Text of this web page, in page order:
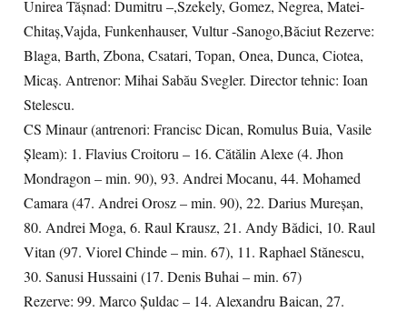
Unirea Tășnad: Dumitru –,Szekely, Gomez, Negrea, Matei-
Chitaș,Vajda, Funkenhauser, Vultur -Sanogo,Băciut Rezerve:
Blaga, Barth, Zbona, Csatari, Topan, Onea, Dunca, Ciotea,
Micaș. Antrenor: Mihai Sabău Svegler. Director tehnic: Ioan
Stelescu.
CS Minaur (antrenori: Francisc Dican, Romulus Buia, Vasile
Șleam): 1. Flavius Croitoru – 16. Cătălin Alexe (4. Jhon
Mondragon – min. 90), 93. Andrei Mocanu, 44. Mohamed
Camara (47. Andrei Orosz – min. 90), 22. Darius Mureșan,
80. Andrei Moga, 6. Raul Krausz, 21. Andy Bădici, 10. Raul
Vitan (97. Viorel Chinde – min. 67), 11. Raphael Stănescu,
30. Sanusi Hussaini (17. Denis Buhai – min. 67)
Rezerve: 99. Marco Șuldac – 14. Alexandru Baican, 27.